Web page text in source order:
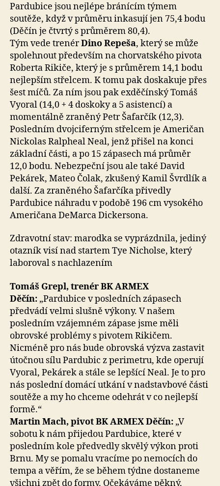
Pardubice jsou nejlépe bránícím týmem
soutěže, když v průměru inkasují jen 75,4 bodu
(Děčín je čtvrtý s průměrem 80,4).
Tým vede trenérDino Repeša, který se může
spolehnout především na chorvatského pivota
Roberta Rikiče, který je s průměrem 14,1 bodu
nejlepším střelcem. K tomu pak doskakuje přes
šest míčů. Za ním jsou pak exděčínský Tomáš
Vyoral (14,0 + 4 doskoky a 5 asistencí) a
momentálně zraněný Petr Šafarčík (12,3).
Posledním dvojciferným střelcem je Američan
Nickolas Ralpheal Neal, jenž přišel na konci
základní části, a po 15 zápasech má průměr
12,0 bodu. Nebezpeční jsou ale také David
Pekárek, Mateo Čolak, zkušený Kamil Švrdlík a
další. Za zraněného Šafarčíka přivedly
Pardubice náhradu v podobě 196 cm vysokého
Američana DeMarca Dickersona.
Zdravotní stav: marodka se vyprázdnila, jediný
otazník visí nad startem Tye Nicholse, který
laboroval s nachlazením
Tomáš Grepl, trenér BK ARMEX
Děčín: „Pardubice v posledních zápasech
předvádí velmi slušně výkony. V našem
posledním vzájemném zápase jsme měli
obrovské problémy s pivotem Rikičem.
Nicméně pro nás bude obrovská výzva zastavit
útočnou sílu Pardubic z perimetru, kde operují
Vyoral, Pekárek a stále se lepšící Neal. Je to pro
nás poslední domácí utkání v nadstavbové části
soutěže a my ho chceme odehrát v co nejlepší
formě.“
Martin Mach, pivot BK ARMEX Děčín: „V
sobotu k nám přijedou Pardubice, které v
posledním kole předvedly skvělý výkon proti
Brnu. My se pomalu vracíme po nemocích do
tempa a věřím, že se během týdne dostaneme
všichni zpět do formy. Očekáváme pěkný,